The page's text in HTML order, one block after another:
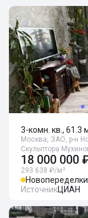
3-комн. кв., 61.3
Москва, ЗАО, р-н
Скульптора
18 000 000
293 638 ₽/м²
ИсточникЦИАН